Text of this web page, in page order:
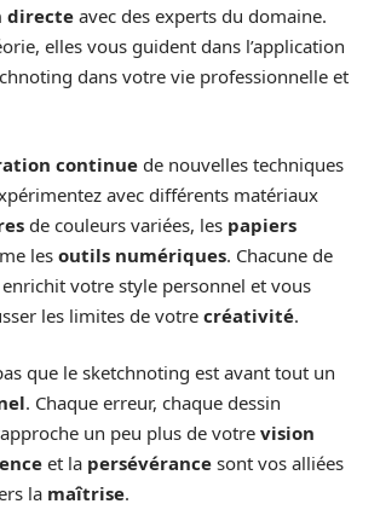
directeavec des experts du domaine.
elles vous guident dans l’application
dans votre vie professionnelle et
continue de nouvelles techniques
avec différents matériaux
de couleurs variées, les papiers
les outils numériques. Chacune de
votre style personnel et vous
les limites de votre créativité.
que le sketchnoting est avant tout un
. Chaque erreur, chaque dessin
un peu plus de votre vision
et la persévérance sont vos alliées
la maîtrise.